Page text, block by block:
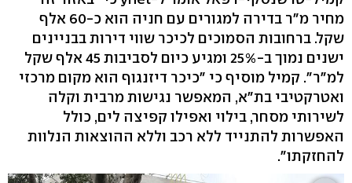
מחיר מ"ר בדירה למגורים עם חניה הוא כ-60 אלף
שקל. ברחובות הסמוכים לכיכר שווי דירות בבניינים
ישנים נמוך ב-25% ומגיע כיום לסביבות 45 אלף שקל
למ"ר". קמיל מוסיף כי "כיכר דיזנגוף הוא מקום מרכזי
ואטרקטיבי בת"א, המאפשר נגישות מרבית וקלה
לשירותי מסחר, בילוי ואפילו קפיצה לים, כולל
האפשרות להתנייד ללא רכב וללא ההוצאות הנלוות
להחזקתו".